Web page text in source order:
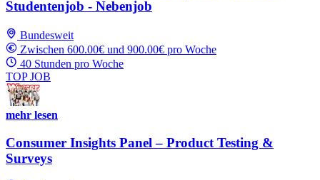
Studentenjob - Nebenjob
Bundesweit
Zwischen 600.00€ und 900.00€ pro Woche
40 Stunden pro Woche
TOP JOB
mehr lesen
Consumer Insights Panel – Product Testing &
Surveys